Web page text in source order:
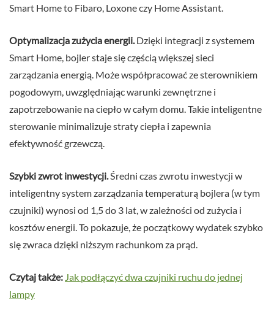
Smart Home to Fibaro, Loxone czy Home Assistant.
Optymalizacja zużycia energii.Dzięki integracji z systemem
Smart Home, bojler staje się częścią większej sieci
zarządzania energią. Może współpracować ze sterownikiem
pogodowym, uwzględniając warunki zewnętrzne i
zapotrzebowanie na ciepło w całym domu. Takie inteligentne
sterowanie minimalizuje straty ciepła i zapewnia
efektywność grzewczą.
Szybki zwrot inwestycji.Średni czas zwrotu inwestycji w
inteligentny system zarządzania temperaturą bojlera (w tym
czujniki) wynosi od 1,5 do 3 lat, w zależności od zużycia i
kosztów energii. To pokazuje, że początkowy wydatek szybko
się zwraca dzięki niższym rachunkom za prąd.
Czytaj także: Jak podłączyć dwa czujniki ruchu do jednej
lampy